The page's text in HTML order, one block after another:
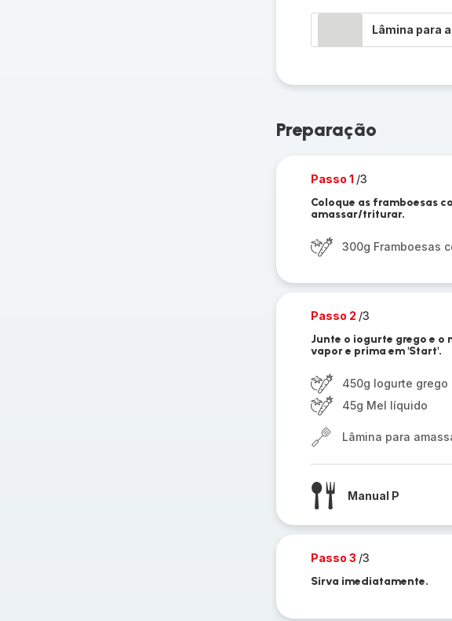
Lâmina para
Preparação
Passo 1 /3
Coloque as framboesas
amassar/triturar.
300g Framboesas
Passo 2 /3
Junte o iogurte grego e o
vapor e prima em 'Start'.
450g Iogurte grego
45g Mel líquido
Lâmina para
Manual P
Passo 3 /3
Sirva imediatamente.